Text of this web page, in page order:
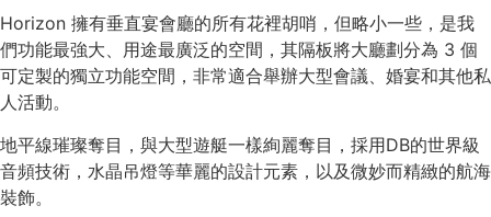
Horizon 擁有垂直宴會廳的所有花裡胡哨，但略小一些，是我
們功能最強大、用途最廣泛的空間，其隔板將大廳劃分為 3 個
可定製的獨立功能空間，非常適合舉辦大型會議、婚宴和其他私
人活動。
地平線璀璨奪目，與大型遊艇一樣絢麗奪目，採用DB的世界級
音頻技術，水晶吊燈等華麗的設計元素，以及微妙而精緻的航海
裝飾。